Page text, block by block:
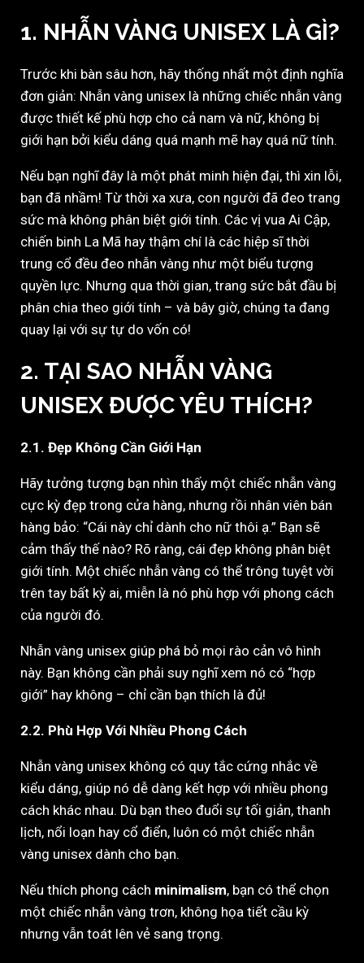
1. NHẪN VÀNG UNISEX LÀ GÌ?
Trước khi bàn sâu hơn, hãy thống nhất một định nghĩa
đơn giản: Nhẫn vàng unisex là những chiếc nhẫn vàng
được thiết kế phù hợp cho cả nam và nữ, không bị
giới hạn bởi kiểu dáng quá mạnh mẽ hay quá nữ tính.
Nếu bạn nghĩ đây là một phát minh hiện đại, thì xin lỗi,
bạn đã nhầm! Từ thời xa xưa, con người đã đeo trang
sức mà không phân biệt giới tính. Các vị vua Ai Cập,
chiến binh La Mã hay thậm chí là các hiệp sĩ thời
trung cổ đều đeo nhẫn vàng như một biểu tượng
quyền lực. Nhưng qua thời gian, trang sức bắt đầu bị
phân chia theo giới tính – và bây giờ, chúng ta đang
quay lại với sự tự do vốn có!
2. TẠI SAO NHẪN VÀNG
UNISEX ĐƯỢC YÊU THÍCH?
2.1. Đẹp Không Cần Giới Hạn
Hãy tưởng tượng bạn nhìn thấy một chiếc nhẫn vàng
cực kỳ đẹp trong cửa hàng, nhưng rồi nhân viên bán
hàng bảo: “Cái này chỉ dành cho nữ thôi ạ.” Bạn sẽ
cảm thấy thế nào? Rõ ràng, cái đẹp không phân biệt
giới tính. Một chiếc nhẫn vàng có thể trông tuyệt vời
trên tay bất kỳ ai, miễn là nó phù hợp với phong cách
của người đó.
Nhẫn vàng unisex giúp phá bỏ mọi rào cản vô hình
này. Bạn không cần phải suy nghĩ xem nó có “hợp
giới” hay không – chỉ cần bạn thích là đủ!
2.2. Phù Hợp Với Nhiều Phong Cách
Nhẫn vàng unisex không có quy tắc cứng nhắc về
kiểu dáng, giúp nó dễ dàng kết hợp với nhiều phong
cách khác nhau. Dù bạn theo đuổi sự tối giản, thanh
lịch, nổi loạn hay cổ điển, luôn có một chiếc nhẫn
vàng unisex dành cho bạn.
Nếu thích phong cách minimalism, bạn có thể chọn
một chiếc nhẫn vàng trơn, không họa tiết cầu kỳ
nhưng vẫn toát lên vẻ sang trọng.